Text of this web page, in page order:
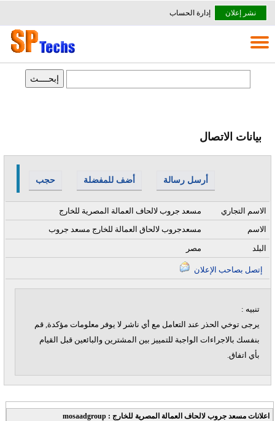
نشر إعلان إدارة الحساب
بيانات الاتصال
حجب أضف للمفضلة أرسل رسالة
مسعد جروب لالحاف العمالة المصرية للخارج
الاسم التجاري
مسعدجروب لالحاق العمالة للخارج مسعد جروب
الاسم
مصر البلد
تنبيه :
يرجى توخي الحذر عند التعامل مع أي ناشر لا يوفر معلومات مؤكدة, قم
بنفسك بالاجراءات الواجبة للتمييز بين المشترين والبائعين قبل القيام
بأي اتفاق.
اعلانات مسعد جروب لالحاف العمالة المصرية للخارج : mosaadgroup